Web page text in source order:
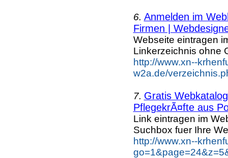
6. Anmelden im
Firmen |
Webseite eintragen
Linkerzeichnis ohne
http://www.xn--
w2a.de/
7. Gratis
PflegekrÃ¤fte aus
Link eintragen im
Suchbox fuer Ihre
http://www.xn--